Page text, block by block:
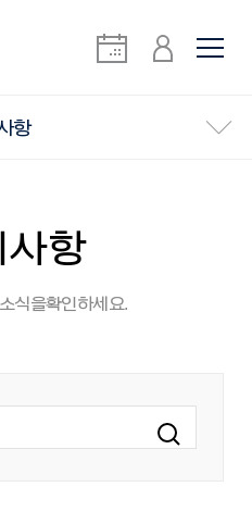
항
항
식을 확인하세요.